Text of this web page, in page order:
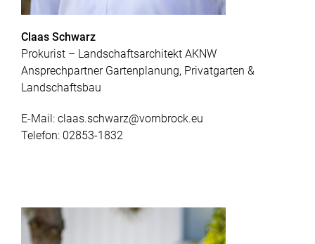
Claas Schwarz
Prokurist – Landschaftsarchitekt AKNW
Ansprechpartner Gartenplanung, Privatgarten &
Landschaftsbau
E-Mail: claas.schwarz@vornbrock.eu
Telefon: 02853-1832